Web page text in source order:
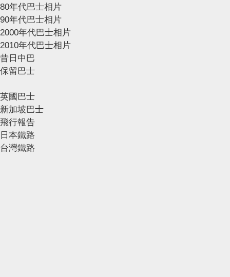
80年代巴士相片
90年代巴士相片
2000年代巴士相片
2010年代巴士相片
昔日中巴
保留巴士
英國巴士
新加坡巴士
飛行報告
日本鐵路
台灣鐵路